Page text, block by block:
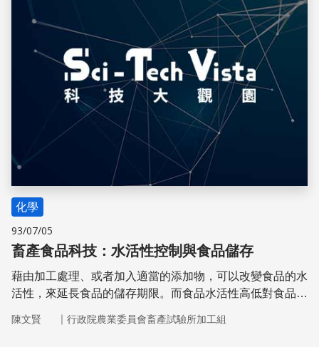
化學
93/07/05
畜產食品科技：水活性控制與食品儲存
藉由加工處理、或者加入適當的添加物，可以改變食品的水
活性，來延長食品的儲存期限。而食品水活性高低對食品的
陳文賢 ｜ 行政院農業委員會畜產試驗所加工組